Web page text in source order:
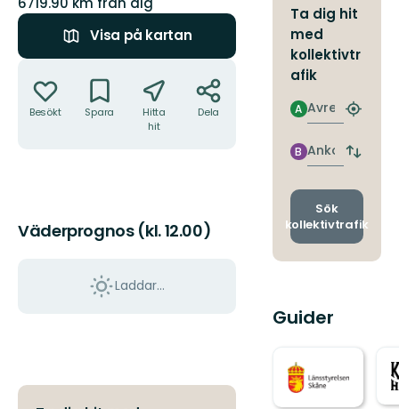
Visa på kartan
Besökt Spara
Hitta
hit
Dela
Väderprognos (kl. 12.00)
Laddar...
Ta dig hit
med
kollektivtr
afik
Avresa
A
Hitta
Ankomst
B
Byt
och
Sök
kollektivtrafik
Guider